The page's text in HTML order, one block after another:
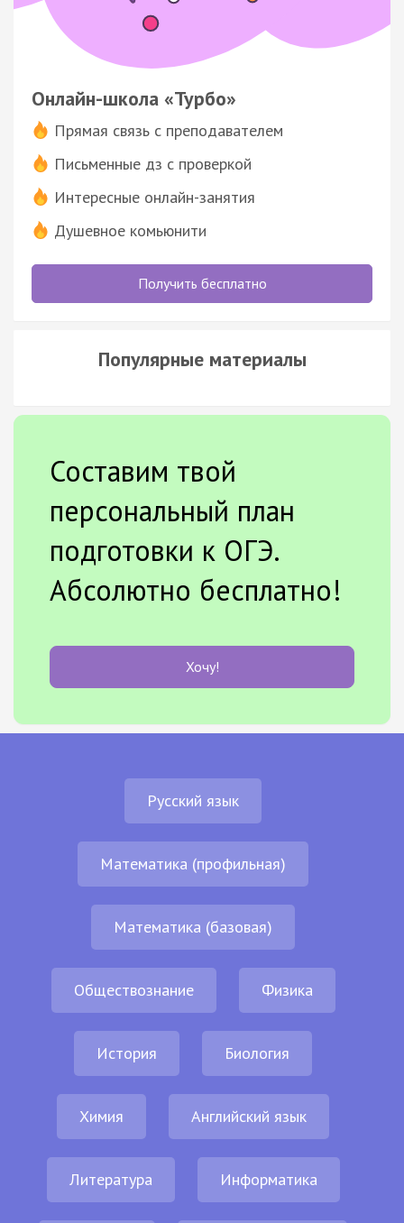
Онлайн-школа «Турбо»
Прямая связь с преподавателем
Письменные дз с проверкой
Интересные онлайн-занятия
Душевное комьюнити
Получить бесплатно
Популярные материалы
Составим твой
персональный план
подготовки к ОГЭ.
Абсолютно бесплатно!
Хочу!
Русский язык
Математика (профильная)
Математика (базовая)
Обществознание Физика
История Биология
Химия Английский язык
Литература Информатика